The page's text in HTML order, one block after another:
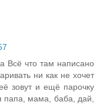
Всё что там написано
ни как не хочет
зовут и ещё парочку
папа, мама, баба, дай,